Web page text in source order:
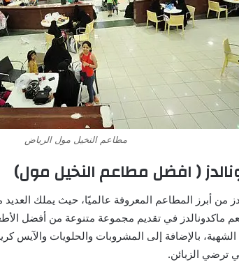
مطاعم النخيل مول الرياض
( افضل مطاعم النخيل مول)
من أبرز المطاعم المعروفة عالميًا، حيث يملك
ماكدونالدز في تقديم مجموعة متنوعة من أفضل
بالإضافة إلى المشروبات والحلويات والآيس
ترضي الزبائن.